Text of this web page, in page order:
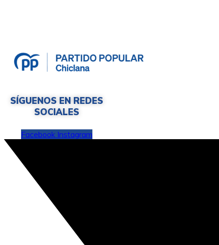
SÍGUENOS EN REDES
SOCIALES
Facebook Instagram